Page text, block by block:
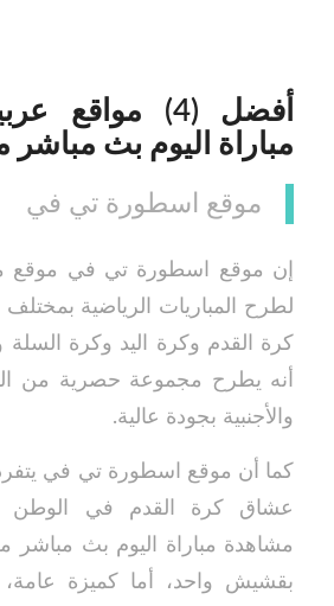
أفضل (4) مواقع
مباراة اليوم بث مباشر
موقع اسطورة تي في
إن موقع اسطورة تي في موقع
لطرح المباريات الرياضية بمختلف
كرة القدم وكرة اليد وكرة السلة
أنه يطرح مجموعة حصرية من
والأجنبية بجودة عالية.
كما أن موقع اسطورة تي في يتفرد
عشاق كرة القدم في الوطن
مشاهدة مباراة اليوم بث مباشر
بقشيش واحد، أما كميزة